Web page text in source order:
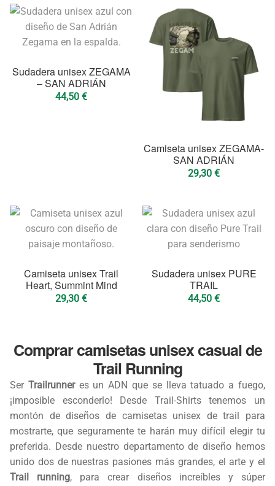
Sudadera unisex ZEGAMA
– SAN ADRIÁN
44,50 €
Camiseta unisex ZEGAMA-
SAN ADRIÁN
29,30 €
Camiseta unisex Trail
Heart, Summint Mind
29,30 €
Sudadera unisex PURE
TRAIL
44,50 €
Comprar camisetas unisex casual de
Trail Running
Ser Trailrunneres un ADN que se lleva tatuado a fuego,
¡imposible esconderlo! Desde Trail-Shirts tenemos un
montón de diseños de camisetas unisex de trail para
mostrarte, que seguramente te harán muy difícil elegir tu
preferida. Desde nuestro departamento de diseño hemos
unido dos de nuestras pasiones más grandes, el arte y el
Trail running, para crear diseños increíbles y súper